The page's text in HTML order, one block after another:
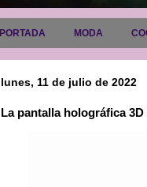
PORTADA MODA
lunes, 11 de julio de 2022
La pantalla holográfica